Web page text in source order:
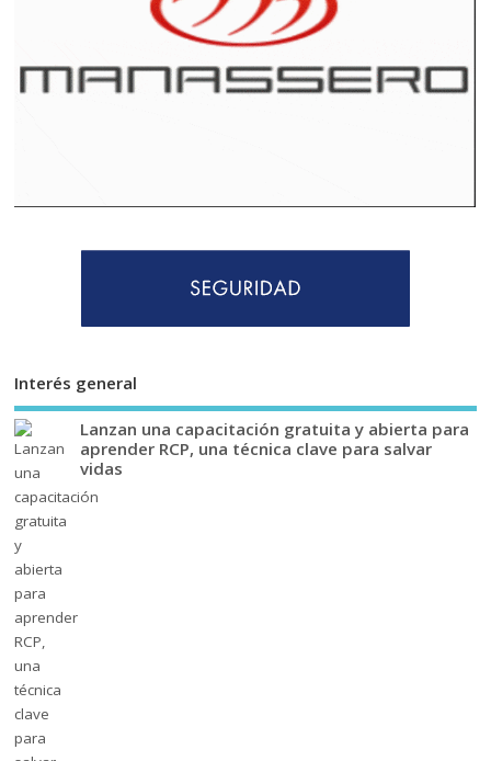
Interés general
Lanzan una capacitación gratuita y abierta para
aprender RCP, una técnica clave para salvar
vidas